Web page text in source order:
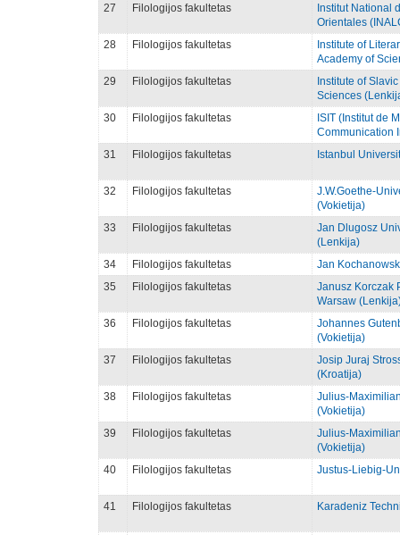
27 Filologijos fakultetas
Institut National
Orientales
28
Filologijos fakultetas
Institute of
Academy of
29
Filologijos fakultetas
Institute of
Sciences
30
Filologijos fakultetas
ISIT (Institut de
Communication
31
Filologijos fakultetas Istanbul
32 Filologijos fakultetas
J.W.Goethe-
(Vokietija)
33
Filologijos fakultetas
Jan Dlugosz
(Lenkija)
34
Filologijos fakultetas
Jan
35
Filologijos fakultetas
Janusz Korczak
Warsaw
36
Filologijos fakultetas
Johannes
(Vokietija)
37
Filologijos fakultetas
Josip Juraj
(Kroatija)
38
Filologijos fakultetas
Julius-
(Vokietija)
39
Filologijos fakultetas
Julius-
(Vokietija)
40
Filologijos fakultetas Justus-Liebig-
41 Filologijos fakultetas Karadeniz